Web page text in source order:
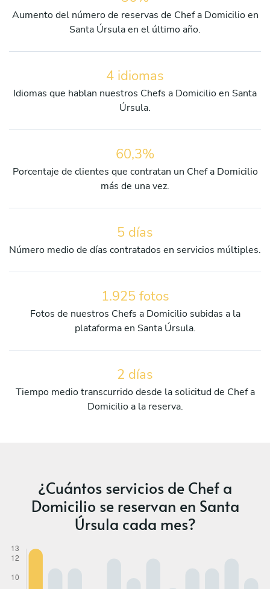
Aumento del número de reservas de Chef a Domicilio en
Santa Úrsula en el último año.
4 idiomas
Idiomas que hablan nuestros Chefs a Domicilio en Santa
Úrsula.
60,3%
Porcentaje de clientes que contratan un Chef a Domicilio
más de una vez.
5 días
Número medio de días contratados en servicios múltiples.
1.925 fotos
Fotos de nuestros Chefs a Domicilio subidas a la
plataforma en Santa Úrsula.
2 días
Tiempo medio transcurrido desde la solicitud de Chef a
Domicilio a la reserva.
¿Cuántos servicios de Chef a
Domicilio se reservan en Santa
Úrsula cada mes?